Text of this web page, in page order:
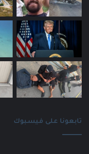
تابعونا على فيسبوك